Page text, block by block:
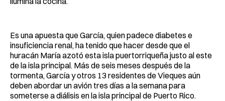
Es una apuesta que García, quien padece diabetes e
insuficiencia renal, ha tenido que hacer desde que el
huracán María azotó esta isla puertorriqueña justo al este
de la isla principal. Más de seis meses después de la
tormenta, García y otros 13 residentes de Vieques aún
deben abordar un avión tres días a la semana para
someterse a diálisis en la isla principal de Puerto Rico.